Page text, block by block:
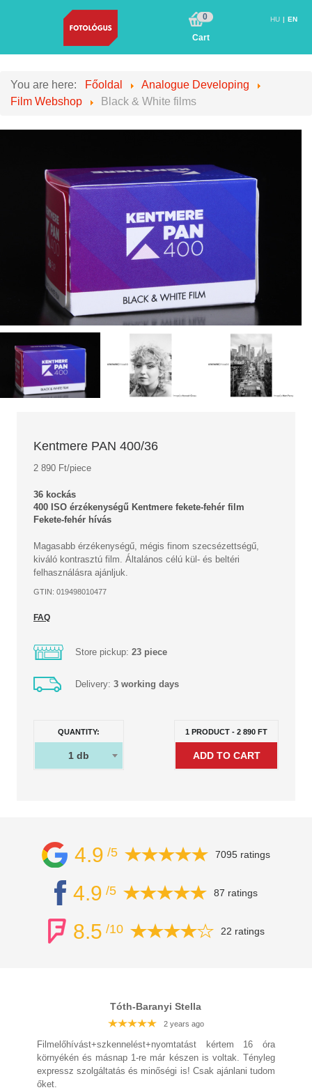
0
Cart
HU EN
You are here: Főoldal
Analogue Developing
Film Webshop
Black & White films
Kentmere PAN 400/36
2 890 Ft/piece
36 kockás
400 ISO érzékenységű Kentmere fekete-fehér film
Fekete-fehér hívás
Magasabb érzékenységű, mégis finom szecsézettségű,
kiváló kontrasztú film. Általános célú kül- és beltéri
felhasználásra ajánljuk.
GTIN: 019498010477
FAQ
Store pickup: 23 piece
Delivery: 3 working days
QUANTITY:
1 db
1 PRODUCT - 2 890 FT
4.9 /5 7095 ratings
4.9 /5 87 ratings
8.5 /10 22 ratings
Tóth-Baranyi Stella
2 years ago
Filmelőhívást+szkennelést+nyomtatást kértem 16 óra
környékén és másnap 1-re már készen is voltak. Tényleg
expressz szolgáltatás és minőségi is! Csak ajánlani tudom
őket.
2 years ago
2 years ago